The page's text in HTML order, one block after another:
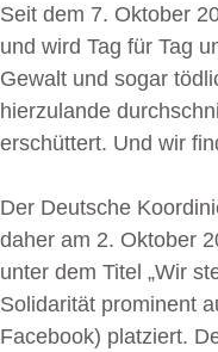
Seit dem 7. Oktober
und wird Tag für Tag
Gewalt und sogar
hierzulande
erschüttert. Und wir
Der Deutsche
daher am 2. Oktober
unter dem Titel „Wir
Solidarität prominent
Facebook) platziert.